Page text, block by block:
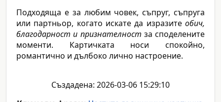
Подходяща е за любим човек, съпруг, съпруга
или партньор, когато искате да изразите обич,
благодарност и признателност за споделените
моменти. Картичката носи спокойно,
романтично и дълбоко лично настроение.
Създадена: 2026-03-06 15:29:10